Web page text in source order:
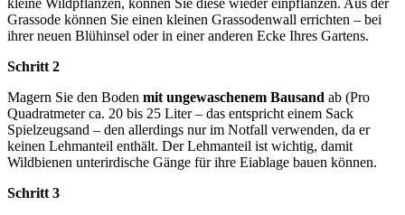
kleine Wildpflanzen, können Sie diese wieder einpflanzen. Aus der
Grassode können Sie einen kleinen Grassodenwall errichten – bei
ihrer neuen Blühinsel oder in einer anderen Ecke Ihres Gartens.
Schritt 2
Magern Sie den Boden mit ungewaschenem Bausand ab (Pro
Quadratmeter ca. 20 bis 25 Liter – das entspricht einem Sack
Spielzeugsand – den allerdings nur im Notfall verwenden, da er
keinen Lehmanteil enthält. Der Lehmanteil ist wichtig, damit
Wildbienen unterirdische Gänge für ihre Eiablage bauen können.
Schritt 3